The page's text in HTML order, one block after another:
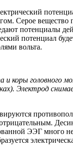
Серое
потенциалы
потенциал
вольта.
и коры
Электрод
ЭЭГ много